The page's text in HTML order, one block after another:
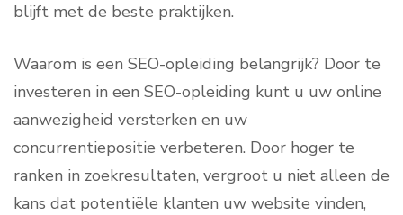
blijft met de beste praktijken.
Waarom is een SEO-opleiding belangrijk? Door te
investeren in een SEO-opleiding kunt u uw online
aanwezigheid versterken en uw
concurrentiepositie verbeteren. Door hoger te
ranken in zoekresultaten, vergroot u niet alleen de
kans dat potentiële klanten uw website vinden,